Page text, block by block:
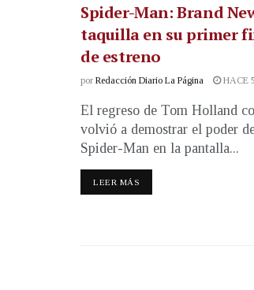
Spider-Man: Brand
taquilla en su primer
de estreno
por Redacción Diario La Página HACE
El regreso de Tom Holland
volvió a demostrar el poder
Spider-Man en la pantalla...
LEER MÁS